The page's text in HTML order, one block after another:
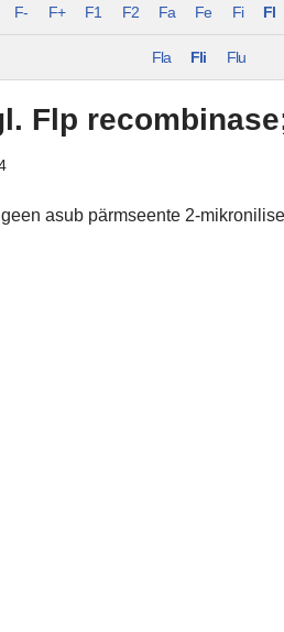
F- F+ F1 F2 Fa Fe Fi Fl
Fla Fli Flu
Flp
asub pärmseente 2-